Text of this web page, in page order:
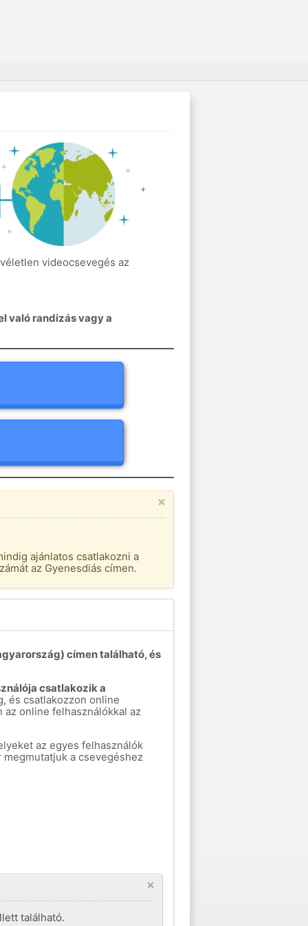
videocsevegés az
való randizás vagy a
×
ajánlatos csatlakozni a
az Gyenesdiás címen.
címen található, és
csatlakozik a
és csatlakozzon online
online felhasználókkal az
az egyes felhasználók
a csevegéshez
×
található.